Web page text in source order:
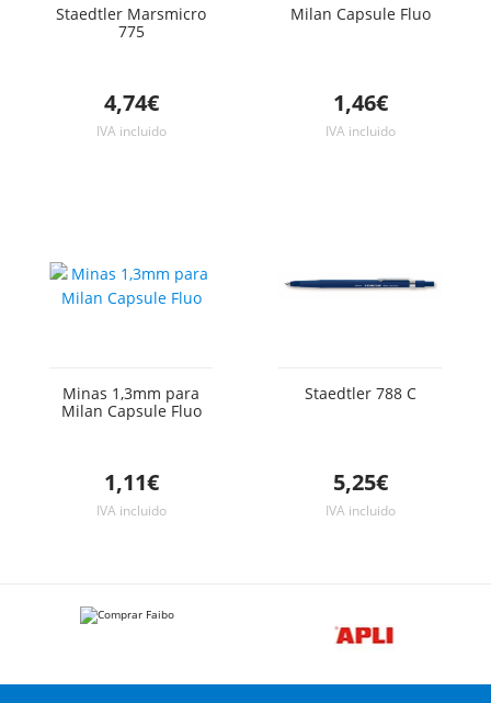
Staedtler Marsmicro
775
4,74€
IVA incluido
Milan Capsule Fluo
1,46€
IVA incluido
Minas 1,3mm para
Milan Capsule Fluo
1,11€
IVA incluido
Staedtler 788 C
5,25€
IVA incluido